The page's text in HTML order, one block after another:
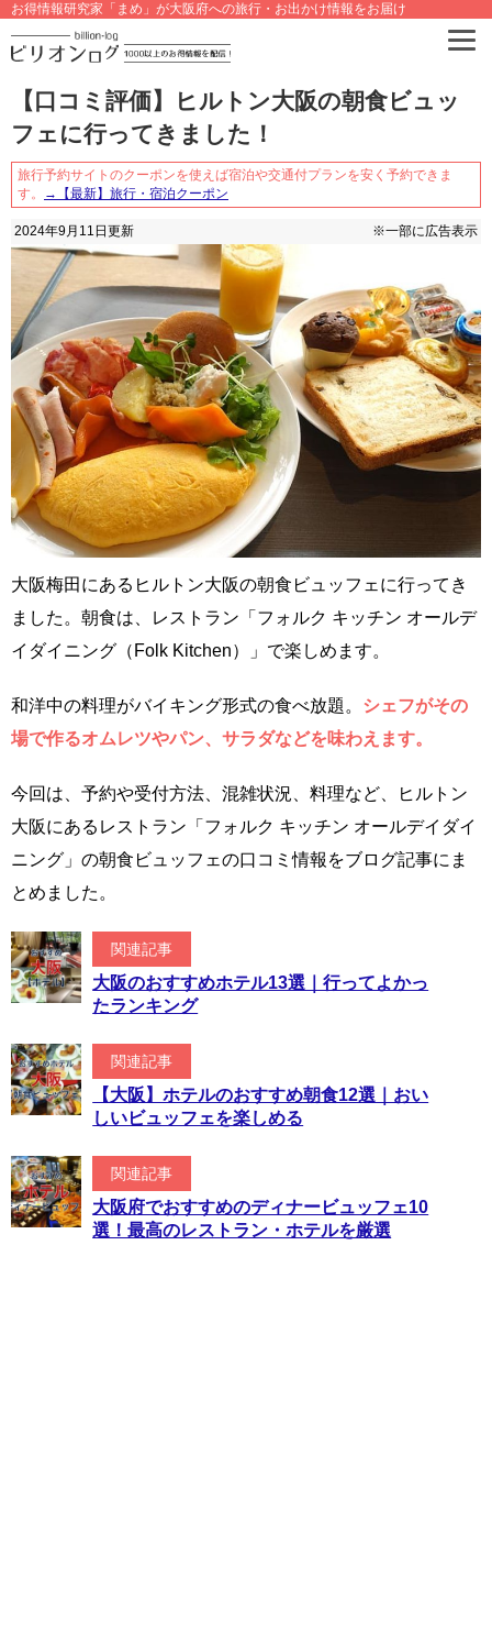
お得情報研究家「まめ」が大阪府への旅行・お出かけ情報をお届け
【口コミ評価】ヒルトン大阪の朝食ビュッ
フェに行ってきました！
旅行予約サイトのクーポンを使えば宿泊や交通付プランを安く予約できま
す。
→【最新】旅行・宿泊クーポン
2024年9月11日 更新 ※一部に広告表示
大阪梅田にあるヒルトン大阪の朝食ビュッフェに行ってき
ました。朝食は、レストラン「フォルク キッチン オールデ
イダイニング（Folk Kitchen）」で楽しめます。
和洋中の料理がバイキング形式の食べ放題。
シェフがその
場で作るオムレツやパン、サラダなどを味わえます。
今回は、予約や受付方法、混雑状況、料理など、ヒルトン
大阪にあるレストラン「フォルク キッチン オールデイダイ
ニング」の朝食ビュッフェの口コミ情報をブログ記事にま
とめました。
関連記事
大阪のおすすめホテル13選｜行ってよかっ
たランキング
関連記事
【大阪】ホテルのおすすめ朝食12選｜おい
しいビュッフェを楽しめる
関連記事
大阪府でおすすめのディナービュッフェ10
選！最高のレストラン・ホテルを厳選